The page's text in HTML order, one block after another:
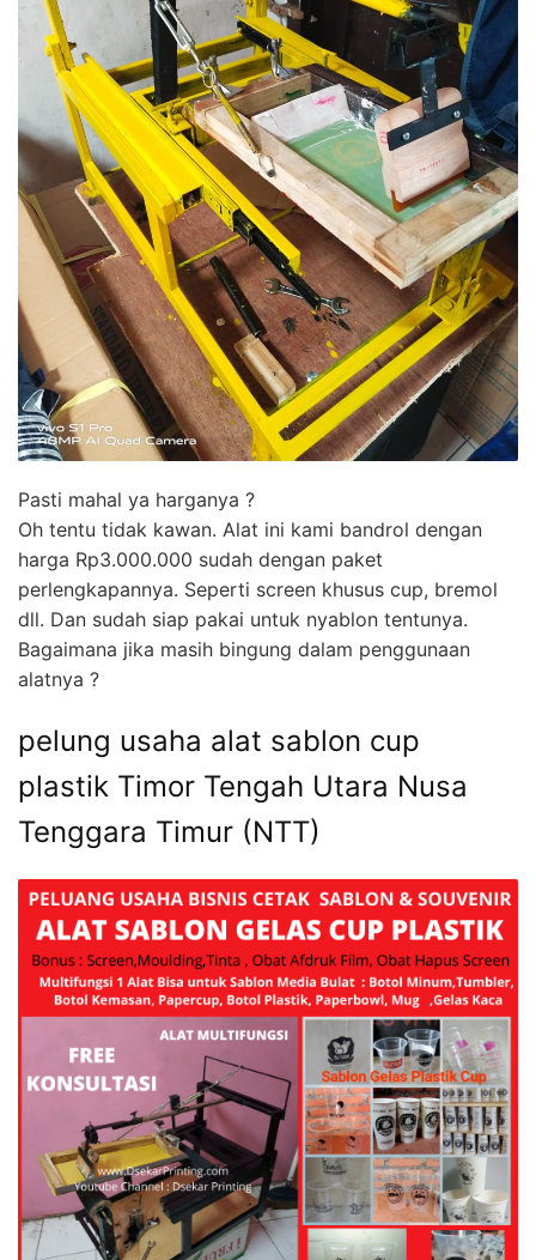
Pasti mahal ya harganya ?
Oh tentu tidak kawan. Alat ini kami bandrol dengan
harga Rp3.000.000 sudah dengan paket
perlengkapannya. Seperti screen khusus cup, bremol
dll. Dan sudah siap pakai untuk nyablon tentunya.
Bagaimana jika masih bingung dalam penggunaan
alatnya ?
pelung usaha alat sablon cup
plastik Timor Tengah Utara Nusa
Tenggara Timur (NTT)